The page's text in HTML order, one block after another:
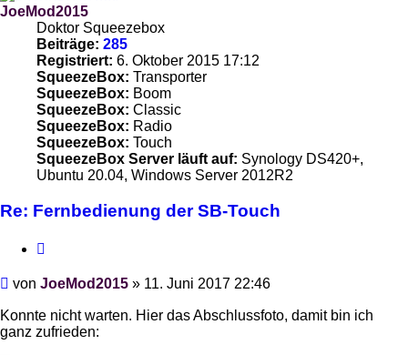
JoeMod2015
Doktor Squeezebox
Beiträge: 285
Registriert: 6. Oktober 2015 17:12
SqueezeBox: Transporter
SqueezeBox: Boom
SqueezeBox: Classic
SqueezeBox: Radio
SqueezeBox: Touch
SqueezeBox Server läuft auf: Synology DS420+,
Ubuntu 20.04, Windows Server 2012R2
Re: Fernbedienung der SB-Touch
Beitrag
von JoeMod2015 » 11. Juni 2017 22:46
Konnte nicht warten. Hier das Abschlussfoto, damit bin ich
ganz zufrieden: